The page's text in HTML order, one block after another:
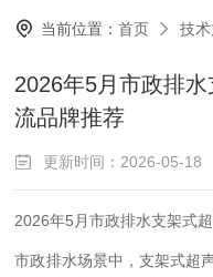
当前位置：首页 技
2026年5月市政排
流品牌推荐​
更新时间：2026-05-18
2026年5月市政排水支架式
市政排水场景中，支架式超